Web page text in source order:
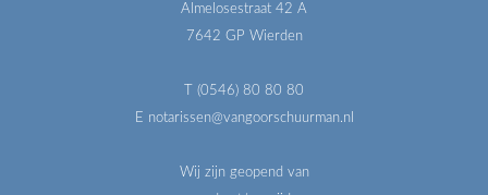
Almelosestraat 42 A
7642 GP Wierden
T (0546) 80 80 80
E notarissen@vangoorschuurman.nl
Wij zijn geopend van